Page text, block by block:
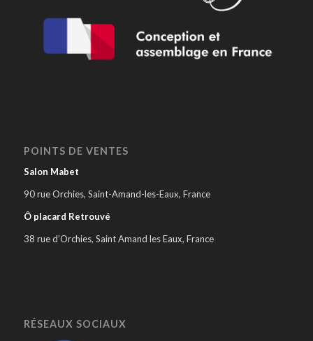
POINTS DE VENTES
Salon Mabet
90 rue Orchies, Saint-Amand-les-Eaux, France
Ô placard Retrouvé
38 rue d’Orchies, Saint Amand les Eaux, France
RÉSEAUX SOCIAUX